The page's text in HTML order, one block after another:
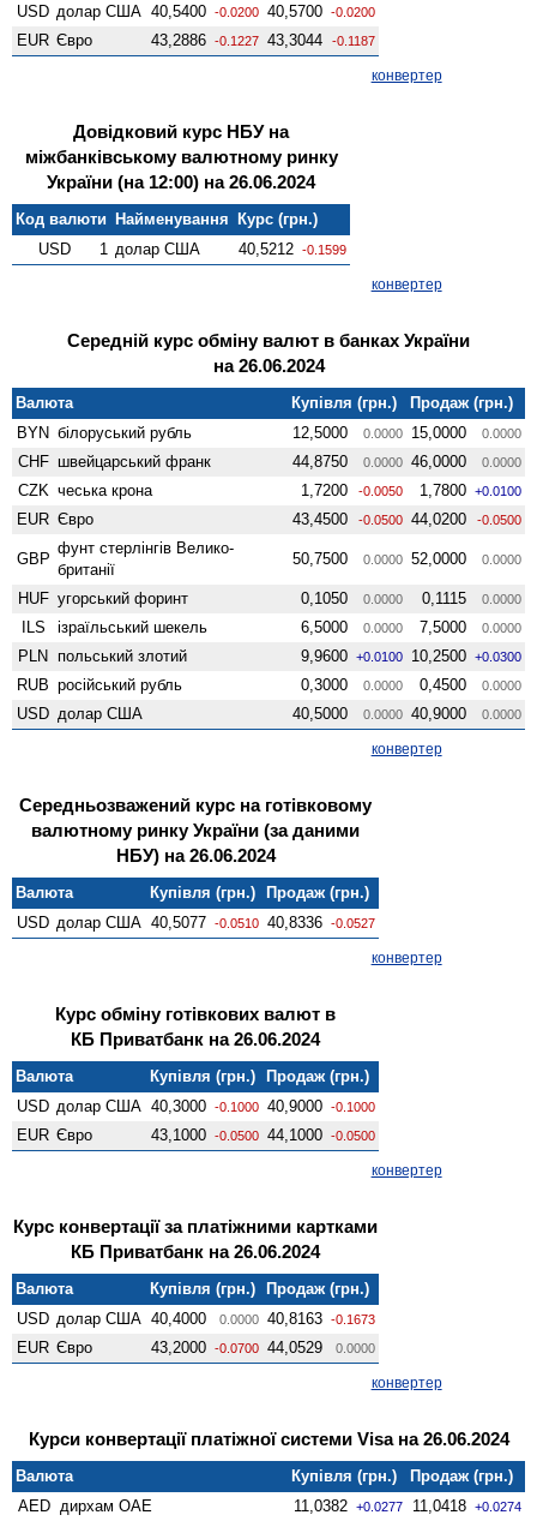
USD долар США 40,5400 -0.0200 40,5700 -0.0200
EUR Євро 43,2886 -0.1227 43,3044 -0.1187
конвертер
Довідковий курс НБУ на
міжбанківському валютному ринку
України (на 12:00) на 26.06.2024
Код валюти Найменування Курс (грн.)
USD
1 долар США 40,5212 -0.1599
конвертер
Середній курс обміну валют в банках України
на 26.06.2024
Валюта Купівля (грн.)
Продаж (грн.)
BYN білоруський рубль 12,5000 0.0000 15,0000 0.0000
CHF швейцарський франк 44,8750 0.0000 46,0000 0.0000
CZK чеська крона 1,7200 -0.0050 1,7800 +0.0100
EUR Євро 43,4500 -0.0500 44,0200 -0.0500
GBP
фунт стерлінгів Велико­
британії
50,7500 0.0000 52,0000 0.0000
HUF угорський форинт 0,1050 0.0000 0,1115 0.0000
ILS ізраїльський шекель 6,5000 0.0000 7,5000 0.0000
PLN польський злотий 9,9600 +0.0100 10,2500 +0.0300
RUB російський рубль 0,3000 0.0000 0,4500 0.0000
USD долар США 40,5000 0.0000 40,9000 0.0000
конвертер
Середньозважений курс на готівковому
валютному ринку України (за даними
НБУ) на 26.06.2024
Валюта Купівля (грн.)
Продаж (грн.)
USD долар США 40,5077 -0.0510 40,8336 -0.0527
конвертер
Курс обміну готівкових валют в
КБ Приватбанк на 26.06.2024
Валюта Купівля (грн.)
Продаж (грн.)
USD долар США 40,3000 -0.1000 40,9000 -0.1000
EUR Євро 43,1000 -0.0500 44,1000 -0.0500
конвертер
Курс конвертації за платіжними картками
КБ Приватбанк на 26.06.2024
Валюта Купівля (грн.)
Продаж (грн.)
USD долар США 40,4000 0.0000 40,8163 -0.1673
EUR Євро 43,2000 -0.0700 44,0529 0.0000
конвертер
Курси конвертації платіжної системи Visa на 26.06.2024
Валюта Купівля (грн.)
Продаж (грн.)
AED дирхам ОАЕ 11,0382 +0.0277 11,0418 +0.0274